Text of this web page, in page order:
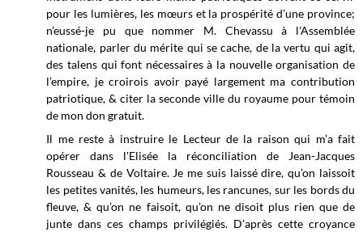
pour les lumières, les mœurs et la prospérité d’une province;
n’eussé-je pu que nommer M. Chevassu à l'Assemblée
nationale, parler du mérite qui se cache, de la vertu qui agit,
des talens qui font nécessaires à la nouvelle organisation de
l’empire, je croirois avoir payé largement ma contribution
patriotique, & citer la seconde ville du royaume pour témoin
de mon don gratuit.
Il me reste à instruire le Lecteur de la raison qui m’a fait
opérer dans l'Elisée la réconciliation de Jean-Jacques
Rousseau & de Voltaire. Je me suis laissé dire, qu’on laissoit
les petites vanités, les humeurs, les rancunes, sur les bords du
fleuve, & qu’on ne faisoit, qu’on ne disoit plus rien que de
junte dans ces champs privilégiés. D’après cette croyance